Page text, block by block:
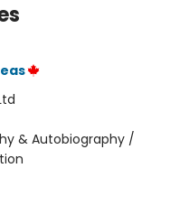
& Autobiography /